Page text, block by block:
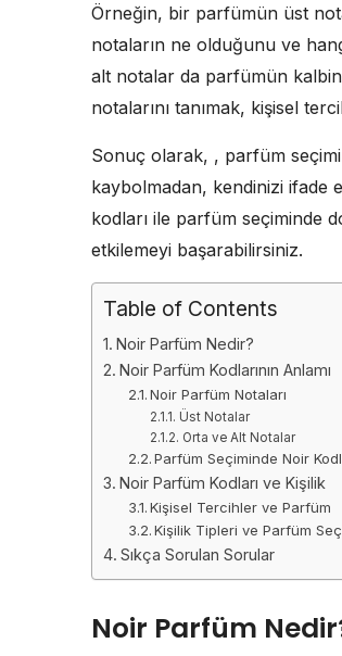
Örneğin, bir parfümün üst
notaların ne olduğunu ve
alt notalar da parfümün
notalarını tanımak, kişisel
Sonuç olarak, , parfüm
kaybolmadan, kendinizi ifade
kodları ile parfüm seçiminde
etkilemeyi başarabilirsiniz.
Table of Contents
Noir Parfüm Nedir?
Noir Parfüm Kodlarının Anlamı
Noir Parfüm Notaları
Üst Notalar
Orta ve Alt Notalar
Parfüm Seçiminde Noir
Noir Parfüm Kodları ve Kişilik
Kişisel Tercihler ve Parfüm
Kişilik Tipleri ve Parfüm
Sıkça Sorulan Sorular
Noir Parfüm